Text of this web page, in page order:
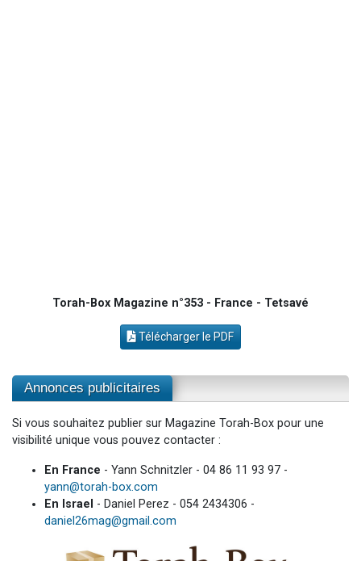
Torah-Box Magazine n°353 - France - Tetsavé
Télécharger le PDF
Annonces publicitaires
Si vous souhaitez publier sur Magazine Torah-Box pour une
visibilité unique vous pouvez contacter :
En France - Yann Schnitzler - 04 86 11 93 97 -
yann@torah-box.com
En Israel - Daniel Perez - 054 2434306 -
daniel26mag@gmail.com